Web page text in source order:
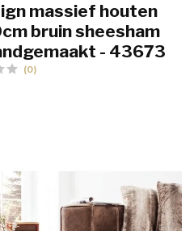
massief houten
bruin sheesham
- 43673
(0)